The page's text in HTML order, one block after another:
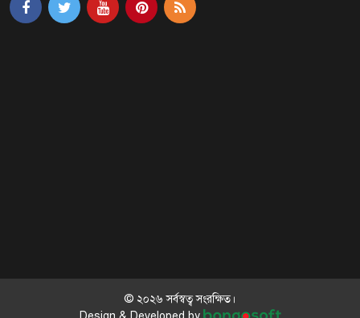
মালয়েশিয়ায় মারামারি করে তিন
বাংলাদেশি নিহত
© ২০২৬ সর্বস্বত্ব সংরক্ষিত।